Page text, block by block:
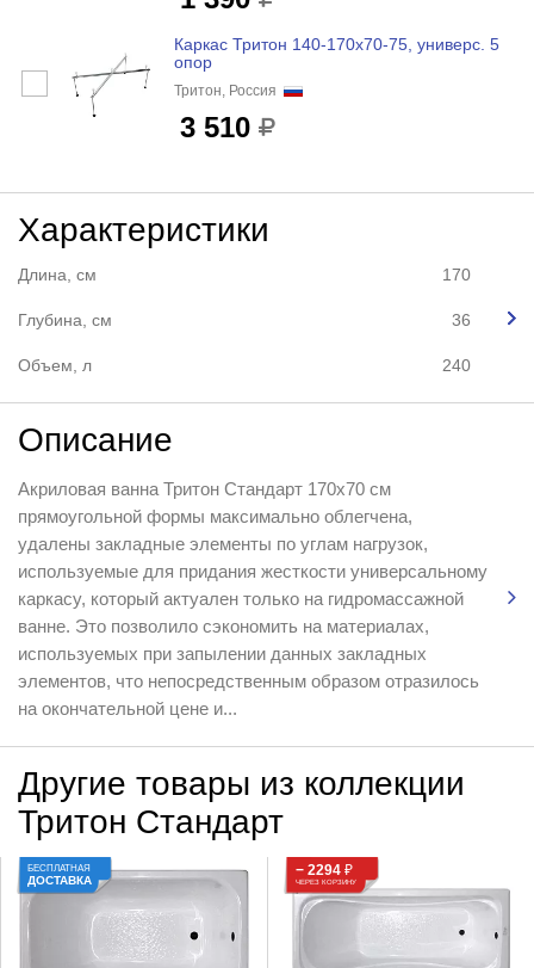
Каркас Тритон 140-170х70-75, универс. 5
опор
Тритон, Россия
3 510
Характеристики
Длина, см 170
Глубина, см 36
Объем, л 240
Описание
Акриловая ванна Тритон Стандарт 170х70 см
прямоугольной формы максимально облегчена,
удалены закладные элементы по углам нагрузок,
используемые для придания жесткости универсальному
каркасу, который актуален только на гидромассажной
ванне. Это позволило сэкономить на материалах,
используемых при запылении данных закладных
элементов, что непосредственным образом отразилось
на окончательной цене и...
Другие товары из коллекции
Тритон Стандарт
БЕСПЛАТНАЯ
ДОСТАВКА
− 2294 ₽
ЧЕРЕЗ КОРЗИНУ